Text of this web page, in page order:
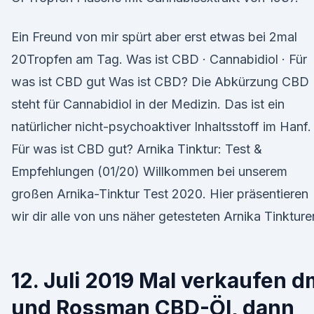
Ein Freund von mir spürt aber erst etwas bei 2mal
20Tropfen am Tag. Was ist CBD · Cannabidiol · Für
was ist CBD gut Was ist CBD? Die Abkürzung CBD
steht für Cannabidiol in der Medizin. Das ist ein
natürlicher nicht-psychoaktiver Inhaltsstoff im Hanf.
Für was ist CBD gut? Arnika Tinktur: Test &
Empfehlungen (01/20) Willkommen bei unserem
großen Arnika-Tinktur Test 2020. Hier präsentieren
wir dir alle von uns näher getesteten Arnika
12. Juli 2019 Mal verkaufen
und Rossman CBD-Öl, dann